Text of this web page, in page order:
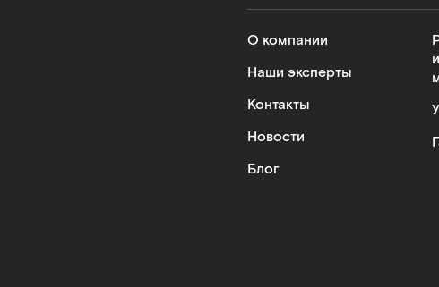
О компании
Наши эксперты
Контакты
Новости
Блог